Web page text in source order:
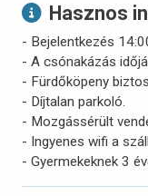
Hasznos
- Bejelentkezés
- A csónakázás
- Fürdőköpeny
- Díjtalan parkoló.
- Mozgássérült
- Ingyenes wifi a
- Gyermekeknek 3